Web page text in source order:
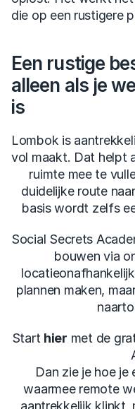
die op een rustigere
Een rustige
alleen als je
is
Lombok is
vol maakt. Dat helpt
ruimte mee te
duidelijke route
basis wordt zelfs
Social Secrets
bouwen via
plannen maken,
Start hier met de
Dan zie je hoe
waarmee remote
aantrekkelijk klinkt,